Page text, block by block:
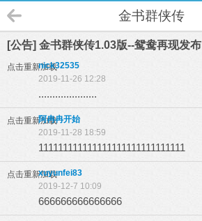
金书群侠传
[公告] 金书群侠传1.03版--鸳鸯再现发布
点击重新加载nick32535
2019-11-26 12:28
.....................
点击重新加载阿冉冉开始
2019-11-28 18:59
111111111111111111111111111111
点击重新加载xuyunfei83
2019-12-7 10:09
666666666666666